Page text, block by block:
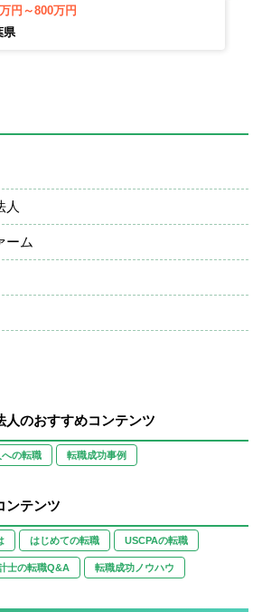
円～800万円
県
人
ーム
人のおすすめコンテンツ
の転職 転職成功事例
ンテンツ
はじめての転職 USCPAの転職
士の転職Q&A 転職成功ノウハウ